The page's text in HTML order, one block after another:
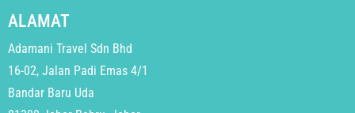
ALAMAT
Adamani Travel Sdn Bhd
16-02, Jalan Padi Emas 4/1
Bandar Baru Uda